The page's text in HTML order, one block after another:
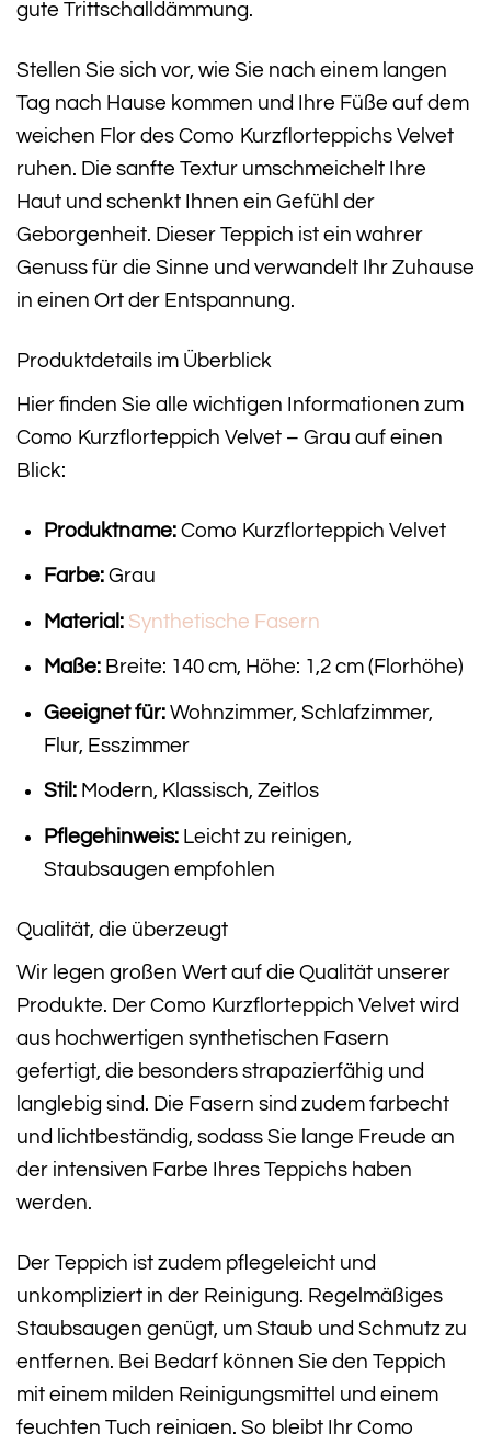
gute Trittschalldämmung.
Stellen Sie sich vor, wie Sie nach einem langen
Tag nach Hause kommen und Ihre Füße auf dem
weichen Flor des Como Kurzflorteppichs Velvet
ruhen. Die sanfte Textur umschmeichelt Ihre
Haut und schenkt Ihnen ein Gefühl der
Geborgenheit. Dieser Teppich ist ein wahrer
Genuss für die Sinne und verwandelt Ihr Zuhause
in einen Ort der Entspannung.
Produktdetails im Überblick
Hier finden Sie alle wichtigen Informationen zum
Como Kurzflorteppich Velvet – Grau auf einen
Blick:
Produktname:Como Kurzflorteppich Velvet
Farbe:Grau
Material: Synthetische Fasern
Maße:Breite: 140 cm, Höhe: 1,2 cm (Florhöhe)
Geeignet für:Wohnzimmer, Schlafzimmer,
Flur, Esszimmer
Stil:Modern, Klassisch, Zeitlos
Pflegehinweis:Leicht zu reinigen,
Staubsaugen empfohlen
Qualität, die überzeugt
Wir legen großen Wert auf die Qualität unserer
Produkte. Der Como Kurzflorteppich Velvet wird
aus hochwertigen synthetischen Fasern
gefertigt, die besonders strapazierfähig und
langlebig sind. Die Fasern sind zudem farbecht
und lichtbeständig, sodass Sie lange Freude an
der intensiven Farbe Ihres Teppichs haben
werden.
Der Teppich ist zudem pflegeleicht und
unkompliziert in der Reinigung. Regelmäßiges
Staubsaugen genügt, um Staub und Schmutz zu
entfernen. Bei Bedarf können Sie den Teppich
mit einem milden Reinigungsmittel und einem
feuchten Tuch reinigen. So bleibt Ihr Como